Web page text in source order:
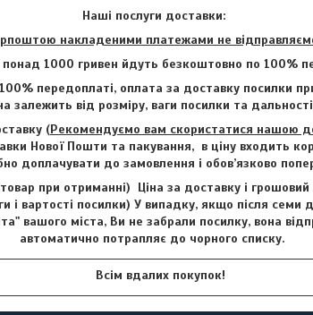
Наші послуги доставки:
накладеними платежами не
1000 гривен йдуть безкоштовно по 100%
передоплаті, оплата за доставку посилки
залежить від розміру, ваги посилки та
(Рекомендуємо вам скористатися нашою
Нової Пошти та пакування, в ціну входить
доплачувати до замовлення і обов’язково
при отриманні) Ціна за доставку і
і вартості посилки) У випадку, якщо після семи
вашого міста, Ви не забрали посилку, вона
автоматично потрапляє до чорного списку.
Всім вдалих покупок!